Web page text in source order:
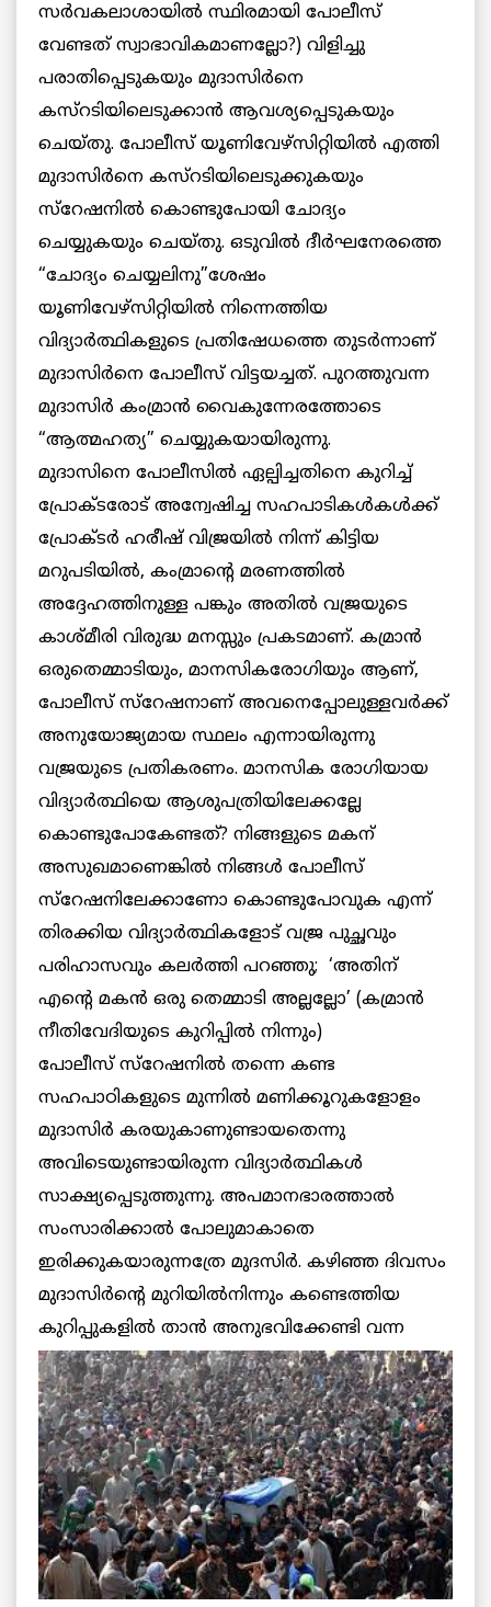
സര്‍വകലാശായില്‍ സ്ഥിരമായി പോലീസ്
വേണ്ടത് സ്വാഭാവികമാണല്ലോ?) വിളിച്ചു
പരാതിപ്പെടുകയും മുദാസിര്‍നെ
കസ്റടിയിലെടുക്കാന്‍ ആവശ്യപ്പെടുകയും
ചെയ്തു. പോലീസ് യൂണിവേഴ്സിറ്റിയില്‍ എത്തി
മുദാസിര്‍നെ കസ്റടിയിലെടുക്കുകയും
സ്റേഷനില്‍ കൊണ്ടുപോയി ചോദ്യം
ചെയ്യുകയും ചെയ്തു. ഒടുവില്‍ ദീര്‍ഘനേരത്തെ
“ചോദ്യം ചെയ്യലിനു”ശേഷം
യൂണിവേഴ്സിറ്റിയില്‍ നിന്നെത്തിയ
വിദ്യാര്‍ത്ഥികളുടെ പ്രതിഷേധത്തെ തുടര്‍ന്നാണ്
മുദാസിര്‍നെ പോലീസ് വിട്ടയച്ചത്. പുറത്തുവന്ന
മുദാസിര്‍ കംമ്രാന്‍ വൈകുന്നേരത്തോടെ
“ആത്മഹത്യ” ചെയ്യുകയായിരുന്നു.
മുദാസിനെ പോലീസില്‍ ഏല്പിച്ചതിനെ കുറിച്ച്
പ്രോക്ടരോട് അന്വേഷിച്ച സഹപാടികള്‍കള്‍ക്ക്
പ്രോക്ടര്‍ ഹരീഷ് വിജ്രയില്‍ നിന്ന് കിട്ടിയ
മറുപടിയില്‍, കംമ്രാന്റെ മരണത്തില്‍
അദ്ദേഹത്തിനുള്ള പങ്കും അതില്‍ വജ്രയുടെ
കാശ്മീരി വിരുദ്ധ മനസ്സും പ്രകടമാണ്. കമ്രാന്‍
ഒരുതെമ്മാടിയും, മാനസികരോഗിയും ആണ്,
പോലീസ് സ്റേഷനാണ് അവനെപ്പോലുള്ളവര്‍ക്ക്
അനുയോജ്യമായ സ്ഥലം എന്നായിരുന്നു
വജ്രയുടെ പ്രതികരണം. മാനസിക രോഗിയായ
വിദ്യാര്‍ത്ഥിയെ ആശുപത്രിയിലേക്കല്ലേ
കൊണ്ടുപോകേണ്ടത്? നിങ്ങളുടെ മകന്
അസുഖമാണെങ്കില്‍ നിങ്ങള്‍ പോലീസ്
സ്റേഷനിലേക്കാണോ കൊണ്ടുപോവുക എന്ന്
തിരക്കിയ വിദ്യാര്‍ത്ഥികളോട് വജ്ര പുച്ഛവും
പരിഹാസവും കലര്‍ത്തി പറഞ്ഞു; ‘അതിന്
എന്റെ മകന്‍ ഒരു തെമ്മാടി അല്ലല്ലോ’ (കമ്രാന്‍
നീതിവേദിയുടെ കുറിപ്പില്‍ നിന്നും)
പോലീസ് സ്റേഷനില്‍ തന്നെ കണ്ട
സഹപാഠികളുടെ മുന്നില്‍ മണിക്കൂറുകളോളം
മുദാസിര്‍ കരയുകാണുണ്ടായതെന്നു
അവിടെയുണ്ടായിരുന്ന വിദ്യാര്‍ത്ഥികള്‍
സാക്ഷ്യപ്പെടുത്തുന്നു. അപമാനഭാരത്താല്‍
സംസാരിക്കാല്‍ പോലുമാകാതെ
ഇരിക്കുകയാരുന്നത്രേ മുദസിര്‍. കഴിഞ്ഞ ദിവസം
മുദാസിര്‍ന്റെ മുറിയില്‍നിന്നും കണ്ടെത്തിയ
കുറിപ്പുകളില്‍ താന്‍ അനുഭവിക്കേണ്ടി വന്ന